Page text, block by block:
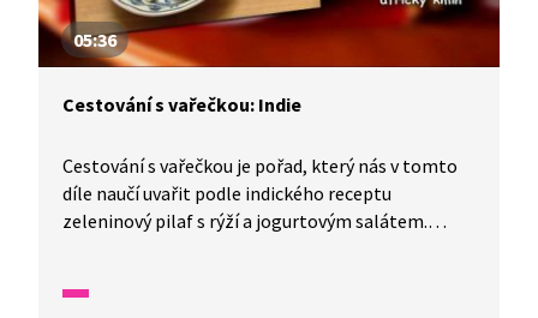
05:36
Cestování s vařečkou: Indie
Cestování s vařečkou je pořad, který nás v tomto
díle naučí uvařit podle indického receptu
zeleninový pilaf s rýží a jogurtovým salátem.
netradičně prostřený stůl, na kterém toho